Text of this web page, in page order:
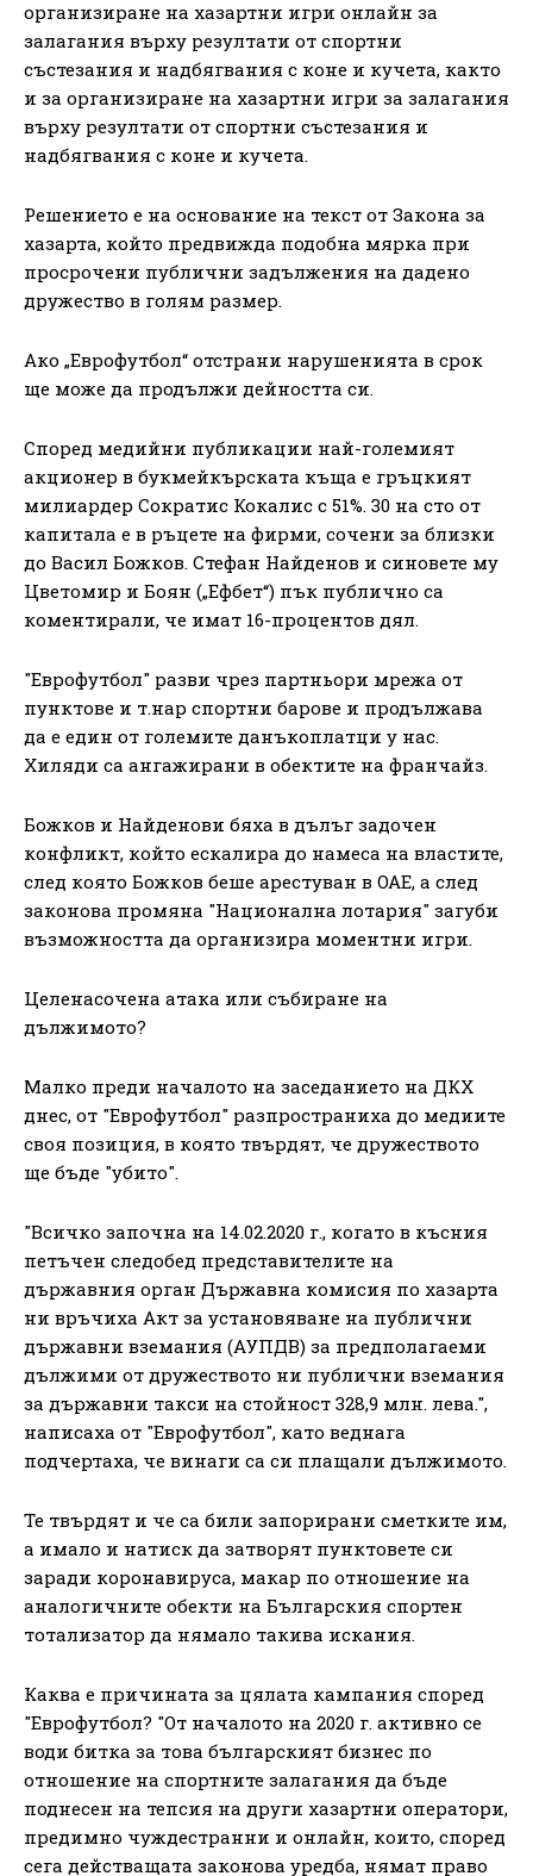
организиране на хазартни игри онлайн за
залагания върху резултати от спортни
състезания и надбягвания с коне и кучета, както
и за организиране на хазартни игри за залагания
върху резултати от спортни състезания и
надбягвания с коне и кучета.
Решението е на основание на текст от Закона за
хазарта, който предвижда подобна мярка при
просрочени публични задължения на дадено
дружество в голям размер.
Ако „Еврофутбол“ отстрани нарушенията в срок
ще може да продължи дейността си.
Според медийни публикации най-големият
акционер в букмейкърската къща е гръцкият
милиардер Сократис Кокалис с 51%. 30 на сто от
капитала е в ръцете на фирми, сочени за близки
до Васил Божков. Стефан Найденов и синовете му
Цветомир и Боян („Ефбет“) пък публично са
коментирали, че имат 16-процентов дял.
"Еврофутбол" разви чрез партньори мрежа от
пунктове и т.нар спортни барове и продължава
да е един от големите данъкоплатци у нас.
Хиляди са ангажирани в обектите на франчайз.
Божков и Найденови бяха в дълъг задочен
конфликт, който ескалира до намеса на властите,
след която Божков беше арестуван в ОАЕ, а след
законова промяна "Национална лотария" загуби
възможността да организира моментни игри.
Целенасочена атака или събиране на
дължимото?
Малко преди началото на заседанието на ДКХ
днес, от "Еврофутбол" разпространиха до медиите
своя позиция, в която твърдят, че дружеството
ще бъде "убито".
"Всичко започна на 14.02.2020 г., когато в късния
петъчен следобед представителите на
държавния орган Държавна комисия по хазарта
ни връчиха Акт за установяване на публични
държавни вземания (АУПДВ) за предполагаеми
дължими от дружеството ни публични вземания
за държавни такси на стойност 328,9 млн. лева.",
написаха от "Еврофутбол", като веднага
подчертаха, че винаги са си плащали дължимото.
Те твърдят и че са били запорирани сметките им,
а имало и натиск да затворят пунктовете си
заради коронавируса, макар по отношение на
аналогичните обекти на Българския спортен
тотализатор да нямало такива искания.
Каква е причината за цялата кампания според
"Еврофутбол? "От началото на 2020 г. активно се
води битка за това българският бизнес по
отношение на спортните залагания да бъде
поднесен на тепсия на други хазартни оператори,
предимно чуждестранни и онлайн, които, според
сега действащата законова уредба, нямат право